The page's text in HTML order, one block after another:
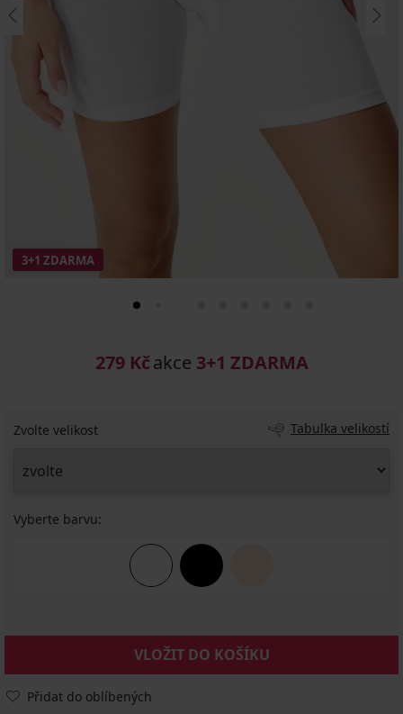
3+1 ZDARMA
279 Kčakce 3+1 ZDARMA
Zvolte velikost Tabulka velikostí
Vyberte barvu:
VLOŽIT DO KOŠÍKU
Přidat do oblíbených